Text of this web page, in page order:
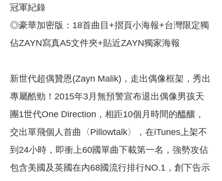
冠軍紀錄
◎豪華加密版：18首曲目+摺頁小海報+台灣限定獨
佔ZAYN寫真A5文件夾+貼近ZAYN獨家海報
新世代超偶贊恩(Zayn Malik)，走出偶像框架，秀出
專屬酷勁！2015年3月無預警宣布退出偶像男孩天
團1世代One Direction，相距10個月時間的醞釀，
交出單飛個人首曲〈Pillowtalk〉，在iTunes上架不
到24小時，即衝上60國單曲下載第一名，強勢攻佔
包含美國及英國在內68國流行排行NO.1，創下告示